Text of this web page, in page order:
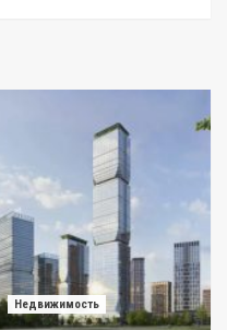
Недвижимость